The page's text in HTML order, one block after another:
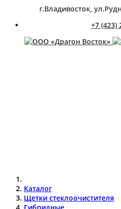
г.Владивосток,
+7 (423)
Каталог
Щетки стеклоочистителя